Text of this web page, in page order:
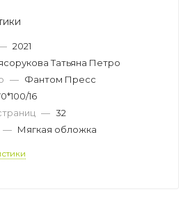
2021
Татьяна Петро
— Фантом Пресс
16
— 32
— Мягкая обложка